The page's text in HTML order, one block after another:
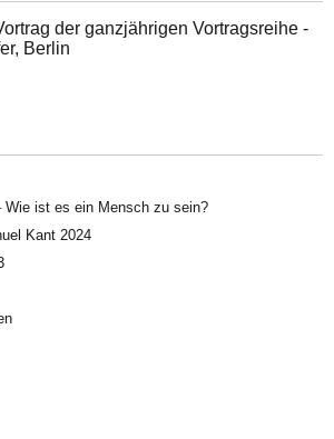
der ganzjährigen Vortragsreihe -
Berlin
Wie ist es ein Mensch zu sein?
Kant 2024